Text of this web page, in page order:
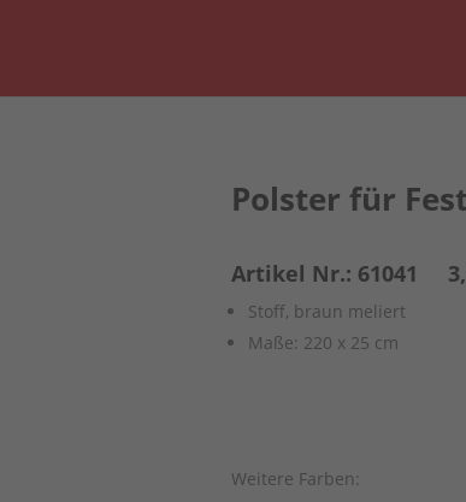
Polster für
Artikel Nr.: 61041
Stoff, braun meliert
Maße: 220 x 25 cm
Weitere Farben: